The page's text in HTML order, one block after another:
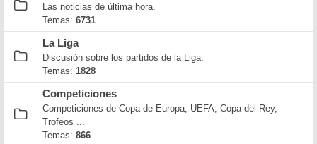
Las noticias de última hora.
Temas: 6731
La Liga
Discusión sobre los partidos de la Liga.
Temas: 1828
Competiciones
Competiciones de Copa de Europa, UEFA, Copa del Rey,
Trofeos ...
Temas: 866